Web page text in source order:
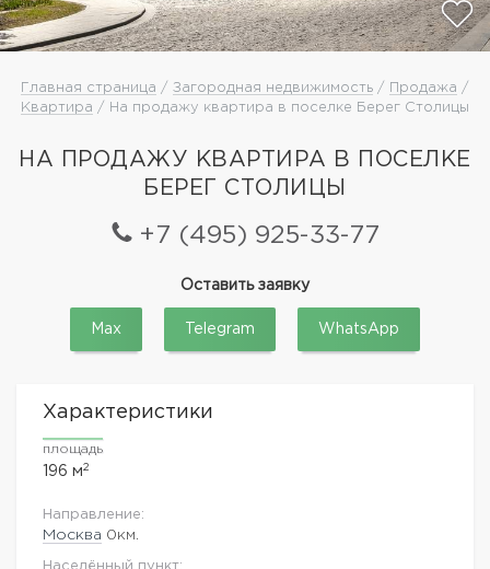
Главная страница / Загородная недвижимость / Продажа /
Квартира / На продажу квартира в поселке Берег Столицы
НА ПРОДАЖУ КВАРТИРА В ПОСЕЛКЕ
БЕРЕГ СТОЛИЦЫ
+7 (495) 925-33-77
Оставить заявку
Max Telegram WhatsApp
Характеристики
площадь
196 м2
Направление:
Москва 0км.
Населённый пункт: